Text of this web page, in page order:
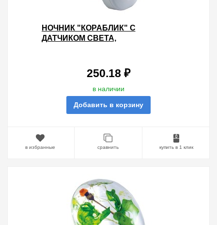
НОЧНИК "КОРАБЛИК" С
ДАТЧИКОМ СВЕТА,
250.18 ₽
в наличии
Добавить в корзину
в избранные сравнить купить в 1 клик